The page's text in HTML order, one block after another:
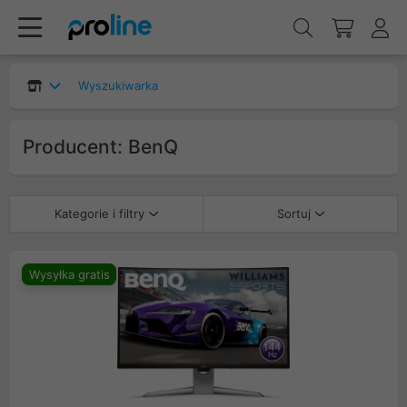
Wyszukiwarka
Producent: BenQ
Kategorie i filtry Sortuj
Wysyłka gratis